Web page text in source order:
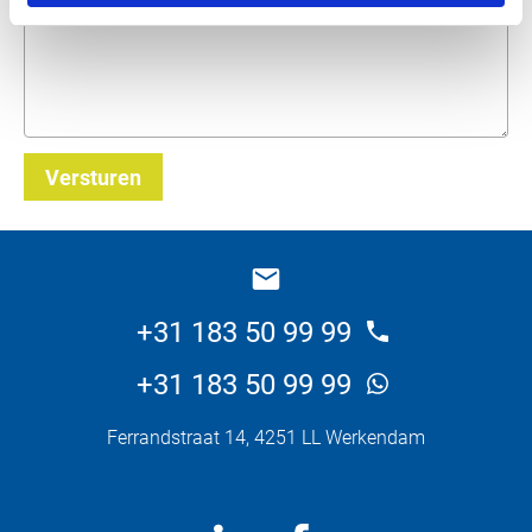
Versturen
+31 183 50 99 99
+31 183 50 99 99
Ferrandstraat 14, 4251 LL Werkendam